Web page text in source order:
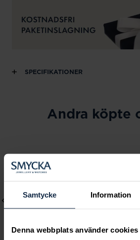
Samtycke Information
Denna webbplats använder cookies
SPECIFIKATIONER
Andra köpte